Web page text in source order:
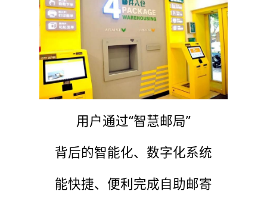
用户通过“智慧邮局”
背后的智能化、数字化系统
能快捷、便利完成自助邮寄